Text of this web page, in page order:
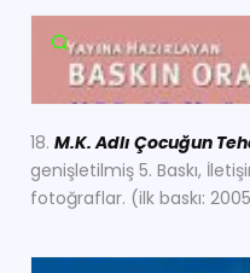
18. M.K. Adlı Çocuğun
genişletilmiş 5. Baskı,
fotoğraflar. (ilk baskı: